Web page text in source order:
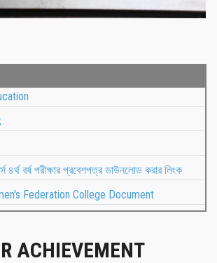
৪র্থ বর্ষ পরীক্ষার প্রবেশপত্র ডাউনলোড করার লিংক
Federation College Document
ACHIEVEMENT